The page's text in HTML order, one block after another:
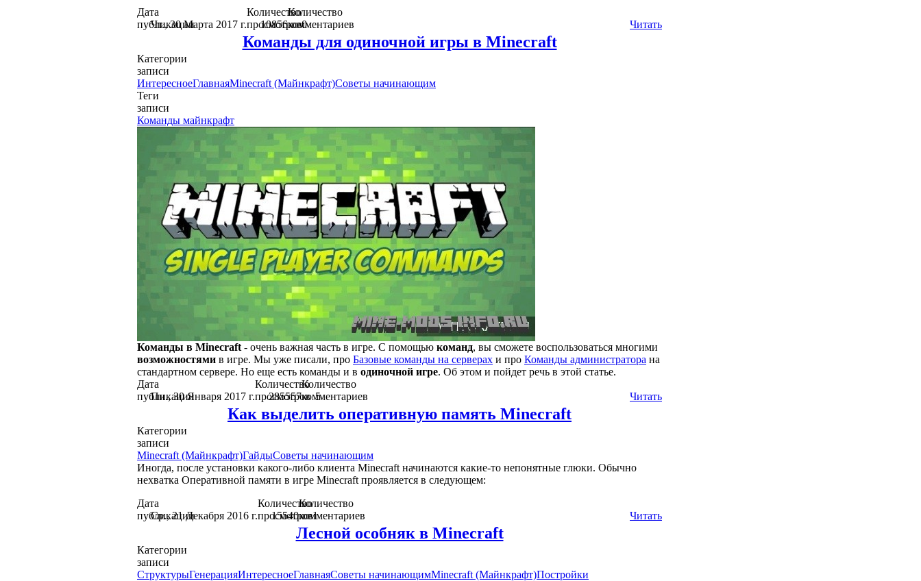
Дата
публикации
Чт., 30 Марта 2017 г.
Количество
просмотров
10856
Количество
комментариев
0 Читать
Команды для одиночной игры в Minecraft
Категории
записи
ИнтересноеГлавнаяMinecraft (Майнкрафт)Советы начинающим
Теги
записи
Команды майнкрафт
Команды в Minecraft - очень важная часть в игре. С помощью команд, вы сможете воспользоваться многими
возможностями в игре. Мы уже писали, про Базовые команды на серверах и про Команды администратора на
стандартном сервере. Но еще есть команды и в одиночной игре. Об этом и пойдет речь в этой статье.
Дата
публикации
Пн., 30 Января 2017 г.
Количество
просмотров
285557
Количество
комментариев
5 Читать
Как выделить оперативную память Minecraft
Категории
записи
Minecraft (Майнкрафт)ГайдыСоветы начинающим
Иногда, после установки какого-либо клиента Minecraft начинаются какие-то непонятные глюки. Обычно
нехватка Оперативной памяти в игре Minecraft проявляется в следующем:
Дата
публикации
Ср., 21 Декабря 2016 г.
Количество
просмотров
15540
Количество
комментариев
1 Читать
Лесной особняк в Minecraft
Категории
записи
СтруктурыГенерацияИнтересноеГлавнаяСоветы начинающимMinecraft (Майнкрафт)Постройки